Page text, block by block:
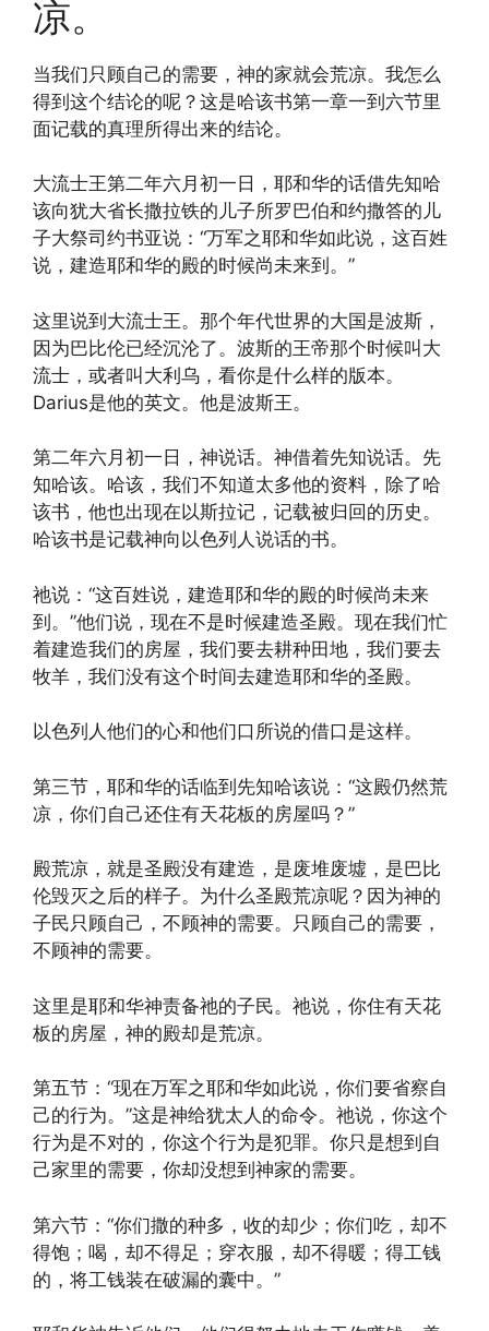
凉。
当我们只顾自己的需要，神的家就会荒凉。我怎么
得到这个结论的呢？这是哈该书第一章一到六节里
面记载的真理所得出来的结论。
大流士王第二年六月初一日，耶和华的话借先知哈
该向犹大省长撒拉铁的儿子所罗巴伯和约撒答的儿
子大祭司约书亚说：“万军之耶和华如此说，这百姓
说，建造耶和华的殿的时候尚未来到。”
这里说到大流士王。那个年代世界的大国是波斯，
因为巴比伦已经沉沦了。波斯的王帝那个时候叫大
流士，或者叫大利乌，看你是什么样的版本。
Darius是他的英文。他是波斯王。
第二年六月初一日，神说话。神借着先知说话。先
知哈该。哈该，我们不知道太多他的资料，除了哈
该书，他也出现在以斯拉记，记载被归回的历史。
哈该书是记载神向以色列人说话的书。
祂说：“这百姓说，建造耶和华的殿的时候尚未来
到。”他们说，现在不是时候建造圣殿。现在我们忙
着建造我们的房屋，我们要去耕种田地，我们要去
牧羊，我们没有这个时间去建造耶和华的圣殿。
以色列人他们的心和他们口所说的借口是这样。
第三节，耶和华的话临到先知哈该说：“这殿仍然荒
凉，你们自己还住有天花板的房屋吗？”
殿荒凉，就是圣殿没有建造，是废堆废墟，是巴比
伦毁灭之后的样子。为什么圣殿荒凉呢？因为神的
子民只顾自己，不顾神的需要。只顾自己的需要，
不顾神的需要。
这里是耶和华神责备祂的子民。祂说，你住有天花
板的房屋，神的殿却是荒凉。
第五节：“现在万军之耶和华如此说，你们要省察自
己的行为。”这是神给犹太人的命令。祂说，你这个
行为是不对的，你这个行为是犯罪。你只是想到自
己家里的需要，你却没想到神家的需要。
第六节：“你们撒的种多，收的却少；你们吃，却不
得饱；喝，却不得足；穿衣服，却不得暖；得工钱
的，将工钱装在破漏的囊中。”